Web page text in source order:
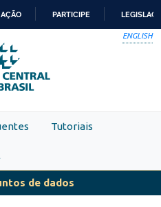
PARA
O
CONTEÚDO
PARTICIPE
ENGLISH
Tutoriais
de dados